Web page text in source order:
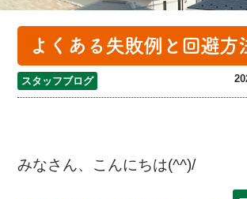
よくある失敗例と回避方
スタッフブログ
みなさん、こんにちは(^^)/